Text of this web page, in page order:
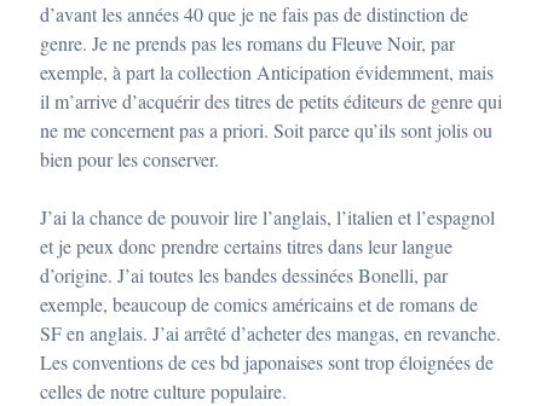
d’avant les années 40 que je ne fais pas de distinction de
genre. Je ne prends pas les romans du Fleuve Noir, par
exemple, à part la collection Anticipation évidemment, mais
il m’arrive d’acquérir des titres de petits éditeurs de genre qui
ne me concernent pas a priori. Soit parce qu’ils sont jolis ou
bien pour les conserver.
J’ai la chance de pouvoir lire l’anglais, l’italien et l’espagnol
et je peux donc prendre certains titres dans leur langue
d’origine. J’ai toutes les bandes dessinées Bonelli, par
exemple, beaucoup de comics américains et de romans de
SF en anglais. J’ai arrêté d’acheter des mangas, en revanche.
Les conventions de ces bd japonaises sont trop éloignées de
celles de notre culture populaire.